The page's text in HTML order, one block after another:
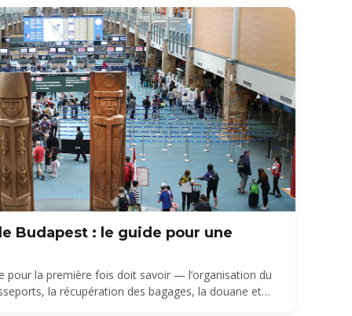
Budapest : le guide pour une
pour la première fois doit savoir — l’organisation du
la récupération des bagages, la douane et